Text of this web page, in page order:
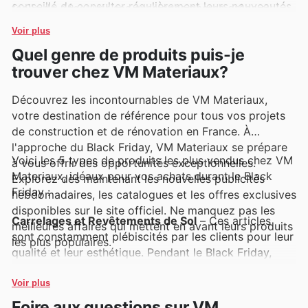
facile de découvrir ces enseignes phares grâce aux
catalogues hebdomadaires, aux prospectus et aux
offres promotionnelles régulièrement mises en avant
sur le site web.
conseillé de consulter régulièrement leurs nouveautés
aucune occasion.
Voir plus
Quel genre de produits puis-je
trouver chez VM Materiaux?
Découvrez les incontournables de VM Materiaux,
votre destination de référence pour tous vos projets
de construction et de rénovation en France. À
l'approche du Black Friday, VM Materiaux se prépare
à vous offrir des opportunités exceptionnelles.
Explorez dès maintenant les nouvelles publicités
hebdomadaires, les catalogues et les offres exclusives
disponibles sur le site officiel. Ne manquez pas les
meilleures affaires qui mettent en avant leurs produits
les plus populaires.
Voici les 5 types de produits les plus vendus chez VM
Materiaux, idéaux pour vos achats durant le Black
Friday :
Carrelages et Revêtements de Sol – Ces articles
sont constamment plébiscités par les clients pour leur
qualité et leur esthétique. Pendant le Black Friday,
vaste sélection, vous permettant de redéfinir vos
espaces intérieurs et extérieurs à moindre coût. VM
Voir plus